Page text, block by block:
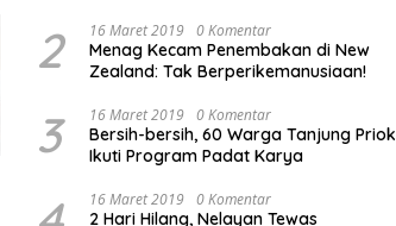
2 16 Maret 2019 0 Komentar
Menag Kecam Penembakan di New
Zealand: Tak Berperikemanusiaan!
3 16 Maret 2019 0 Komentar
Bersih-bersih, 60 Warga Tanjung Priok
Ikuti Program Padat Karya
16 Maret 2019 0 Komentar
2 Hari Hilang, Nelayan Tewas